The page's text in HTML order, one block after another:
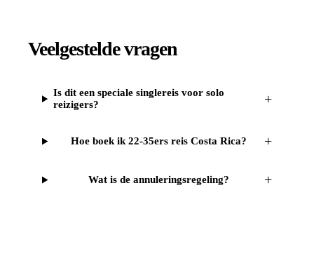
Veelgestelde vragen
Is dit een speciale singlereis voor solo
reizigers?
+
Hoe boek ik 22-35ers reis Costa Rica? +
Wat is de annuleringsregeling? +